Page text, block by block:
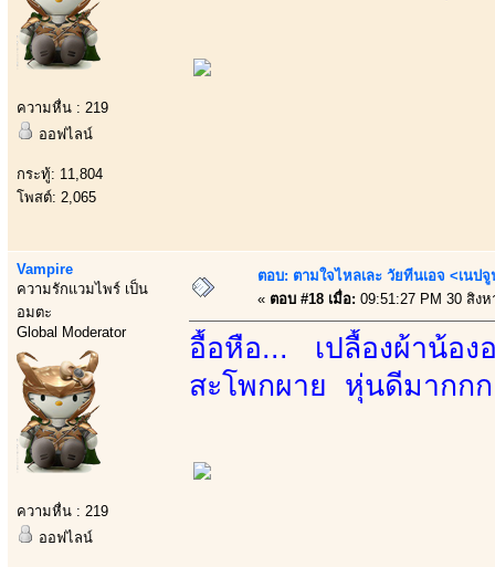
ความหื่น : 219
ออฟไลน์
กระทู้: 11,804
โพสต์: 2,065
Vampire
ความรักแวมไพร์ เป็น
อมตะ
Global Moderator
ความหื่น : 219
ออฟไลน์
ตอบ: ตามใจไหลเละ วัยทีนเอจ <เนป
« ตอบ #18 เมื่อ: 09:51:27 PM 30 สิง
อื้อหือ... เปลื้องผ้าน้อง
สะโพกผาย หุ่นดีมากกก